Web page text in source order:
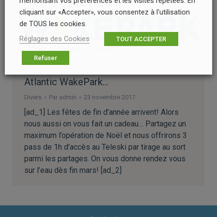
Atlantic WakePark…
Divers Par admin 23 novembre 2017
[ad_1] Les fêtes de fin d’année arrivent! Alors
nous aussi on vous fait un cadeau… Partagez un
maximum l’opération de Noël et nous offrirons 3
pass de 1h d’accès au Teleski par tirage au sort
parmi les partages. On vous donne rendez vous
sur l’eau dès fin mars! [ad_2]
cliquant sur «Accepter», vous consentez à l'utilisation
de TOUS les cookies.
Réglages des Cookies
TOUT ACCEPTER
Refuser